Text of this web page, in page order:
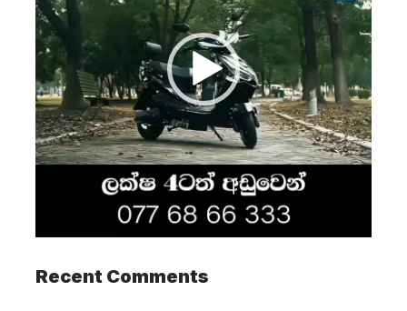
Recent Comments